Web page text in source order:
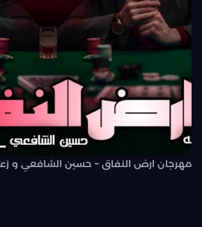
مهرجان ارض النفاق – حسين الشافعي و